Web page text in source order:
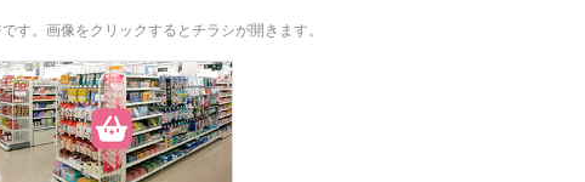
す。 画像をクリックするとチラシが開きます。